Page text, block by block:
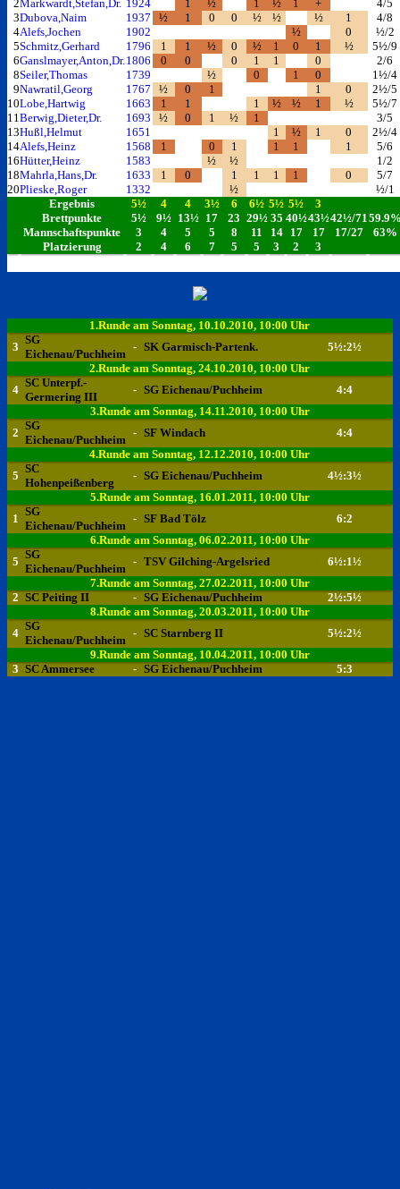
2Markwardt,Stefan,Dr. 1924 1 ½ 1 ½ 1 +
4/5
3Dubova,Naim 1937 ½ 1 0 0 ½ ½ ½ 1
4/8
4Alefs,Jochen 1902 ½ 0
½/2
5Schmitz,Gerhard 1796 1 1 ½ 0 ½ 1 0 1 ½
5½/9
6Ganslmayer,Anton,Dr.1806 0 0 0 1 1 0
2/6
8Seiler,Thomas 1739 ½ 0 1 0
1½/4
9Nawratil,Georg 1767 ½ 0 1 1 0
2½/5
10Lobe,Hartwig 1663 1 1 1 ½ ½ 1 ½
5½/7
11Berwig,Dieter,Dr. 1693 ½ 0 1 ½ 1
3/5
13Hußl,Helmut 1651 1 ½ 1 0
2½/4
14Alefs,Heinz 1568 1 0 1 1 1 1
5/6
16Hütter,Heinz 1583 ½ ½
1/2
18Mahrla,Hans,Dr. 1633 1 0 1 1 1 1 0
5/7
20Plieske,Roger 1332 ½
½/1
Ergebnis
5½ 4 4 3½ 6 6½ 5½ 5½
3
Brettpunkte
5½ 9½ 13½ 17 23 29½ 35 40½43½42½/71
Mannschaftspunkte
3 4 5 5 8 11 14 17 17 17/27
63%
Platzierung
2 4 6 7 5 5 3 2 3
1.Runde am Sonntag, 10.10.2010, 10:00 Uhr
3
SG
Eichenau/Puchheim
- SK Garmisch-Partenk.
5½:2½
2.Runde am Sonntag, 24.10.2010, 10:00 Uhr
4
SC Unterpf.-
Germering III
- SG Eichenau/Puchheim
4:4
3.Runde am Sonntag, 14.11.2010, 10:00 Uhr
2
SG
Eichenau/Puchheim
- SF Windach
4:4
4.Runde am Sonntag, 12.12.2010, 10:00 Uhr
5
SC
Hohenpeißenberg
- SG Eichenau/Puchheim
4½:3½
5.Runde am Sonntag, 16.01.2011, 10:00 Uhr
1
SG
Eichenau/Puchheim
- SF Bad Tölz
6:2
6.Runde am Sonntag, 06.02.2011, 10:00 Uhr
5
SG
Eichenau/Puchheim
- TSV Gilching-Argelsried
6½:1½
7.Runde am Sonntag, 27.02.2011, 10:00 Uhr
2 SC Peiting II - SG Eichenau/Puchheim
2½:5½
8.Runde am Sonntag, 20.03.2011, 10:00 Uhr
4
SG
Eichenau/Puchheim
- SC Starnberg II
5½:2½
9.Runde am Sonntag, 10.04.2011, 10:00 Uhr
3 SC Ammersee - SG Eichenau/Puchheim 5:3